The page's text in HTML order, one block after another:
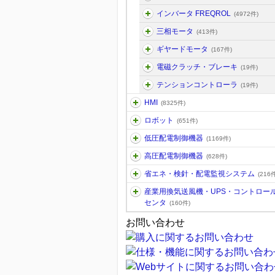
インバータ FREQROL (4972件)
三相モータ (413件)
ギヤードモータ (167件)
電磁クラッチ・ブレーキ (19件)
テンションコントローラ (19件)
HMI (8325件)
ロボット (651件)
低圧配電制御機器 (1169件)
高圧配電制御機器 (628件)
省エネ・検針・配電監視システム (216
産業用換気送風機・UPS・コントロー
センタ
(160件)
お問い合わせ